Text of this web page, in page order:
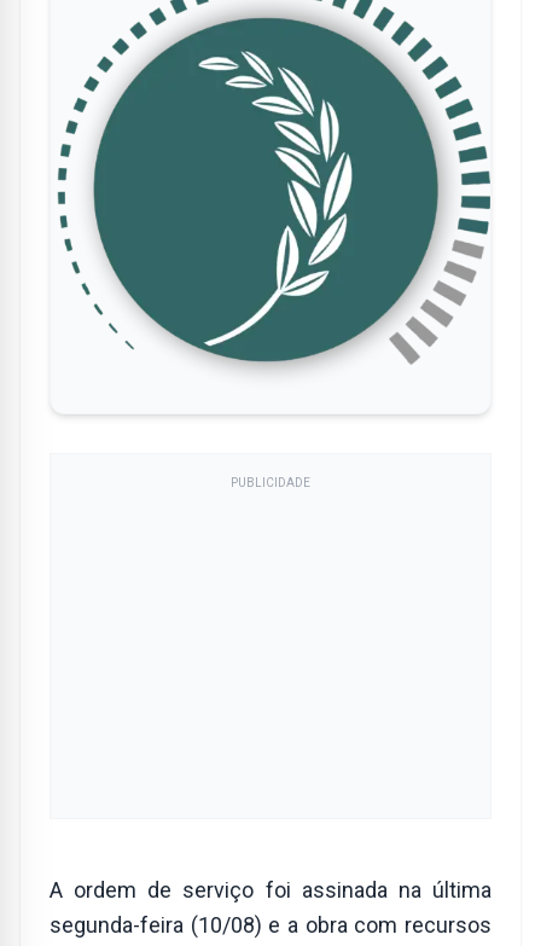
PUBLICIDADE
A ordem de serviço foi assinada na última
segunda-feira (10/08) e a obra com recursos